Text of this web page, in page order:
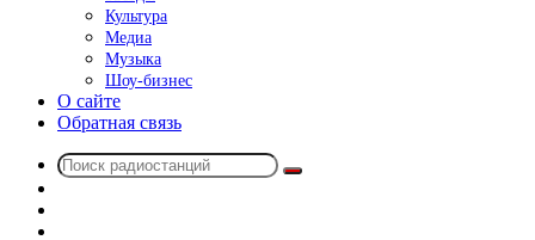
Культура
Медиа
Музыка
Шоу-бизнес
О сайте
Обратная связь
Поиск